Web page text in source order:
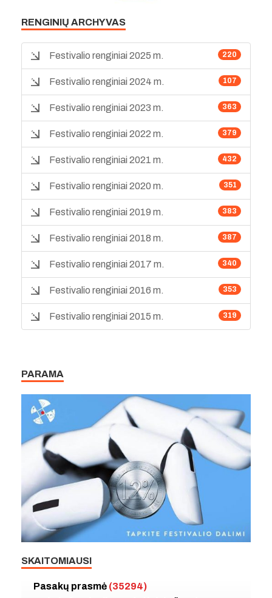
RENGINIŲ ARCHYVAS
220
Festivalio renginiai 2025 m.
107
Festivalio renginiai 2024 m.
363
Festivalio renginiai 2023 m.
379
Festivalio renginiai 2022 m.
432
Festivalio renginiai 2021 m.
351
Festivalio renginiai 2020 m.
383
Festivalio renginiai 2019 m.
387
Festivalio renginiai 2018 m.
340
Festivalio renginiai 2017 m.
353
Festivalio renginiai 2016 m.
319
Festivalio renginiai 2015 m.
PARAMA
SKAITOMIAUSI
Pasakų prasmė (35294)